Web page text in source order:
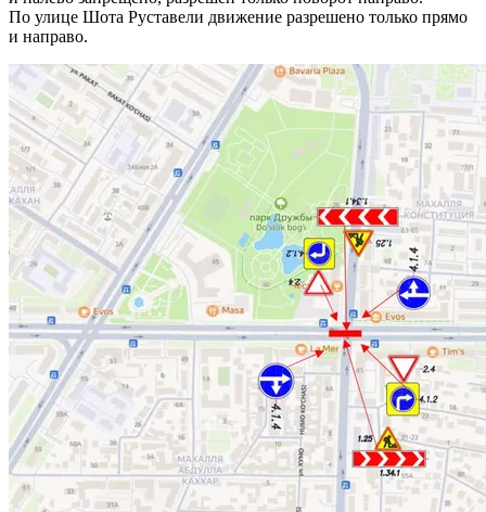
По улице Шота Руставели движение разрешено только прямо
и направо.